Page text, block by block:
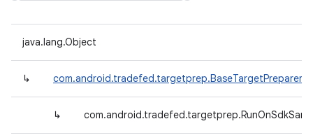
java.lang.Object
↳ com.android.tradefed.targetprep.BaseTargetPreparer
↳